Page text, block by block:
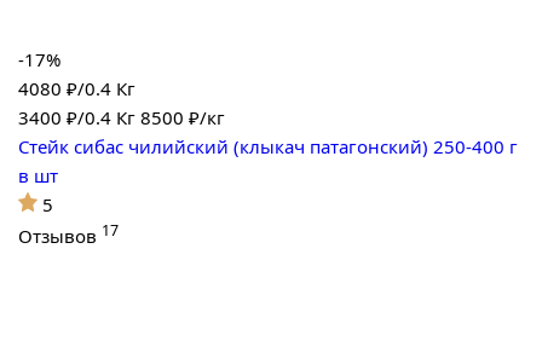
-17%
4080 ₽/0.4 Кг
3400 ₽/0.4 Кг 8500 ₽/кг
Стейк сибас чилийский (клыкач патагонский) 250-400 г
в шт
5
Отзывов 17